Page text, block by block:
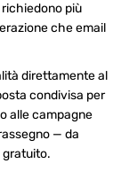
più
che email
direttamente al
condivisa per
alle campagne
— da
gratuito.